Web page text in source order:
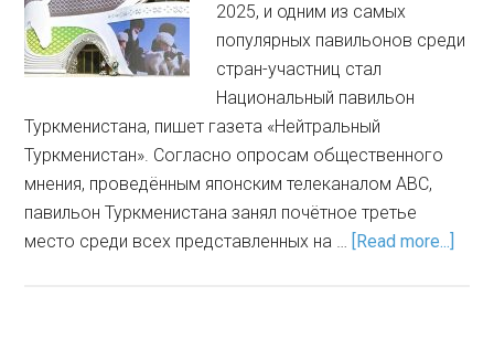
2025, и одним из самых
популярных павильонов среди
стран-участниц стал
Национальный павильон
Туркменистана, пишет газета «Нейтральный
Туркменистан». Согласно опросам общественного
мнения, проведённым японским телеканалом ABC,
павильон Туркменистана занял почётное третье
место среди всех представленных на … [Read more...]